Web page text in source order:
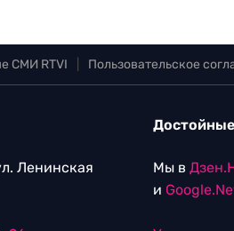
СМИ RTVI Пользовательское
Ленинская
Мы в
и